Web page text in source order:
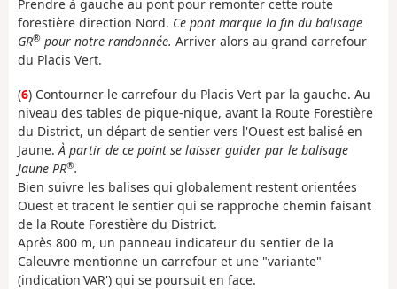
Prendre à gauche au pont pour remonter cette route
forestière direction Nord. Ce pont marque la fin du balisage
GR® pour notre randonnée. Arriver alors au grand carrefour
du Placis Vert.
(6) Contourner le carrefour du Placis Vert par la gauche. Au
niveau des tables de pique-nique, avant la Route Forestière
du District, un départ de sentier vers l'Ouest est balisé en
Jaune.À partir de ce point se laisser guider par le balisage
Jaune PR®.
Bien suivre les balises qui globalement restent orientées
Ouest et tracent le sentier qui se rapproche chemin faisant
de la Route Forestière du District.
Après 800 m, un panneau indicateur du sentier de la
Caleuvre mentionne un carrefour et une "variante"
(indication'VAR') qui se poursuit en face.